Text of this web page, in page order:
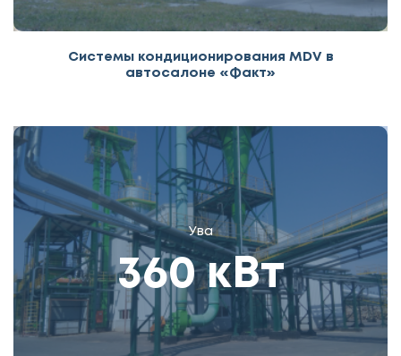
Системы кондиционирования MDV в
автосалоне «Факт»
Ува
360 кВт